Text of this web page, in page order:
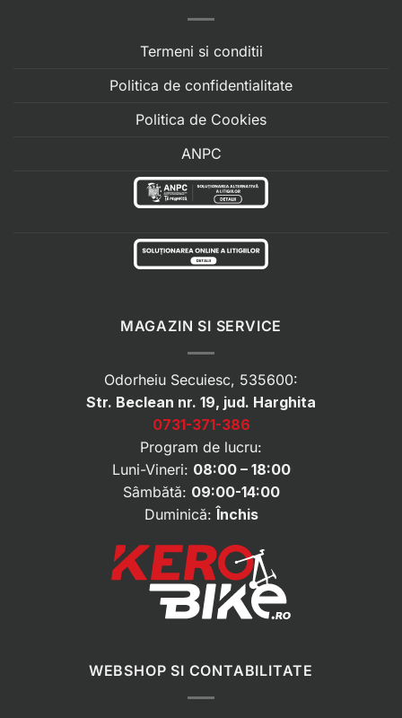
Termeni si conditii
Politica de confidentialitate
Politica de Cookies
ANPC
MAGAZIN SI SERVICE
Odorheiu Secuiesc, 535600:
Str. Beclean nr. 19, jud. Harghita
0731-371-386
Program de lucru:
Luni-Vineri: 08:00 – 18:00
Sâmbătă: 09:00-14:00
Duminică: Închis
WEBSHOP SI CONTABILITATE